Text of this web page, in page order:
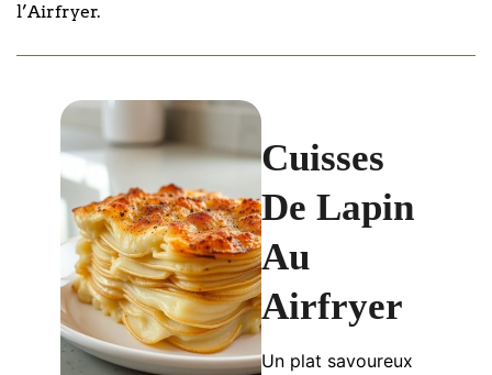
l’Airfryer.
Cuisses
De Lapin
Au
Airfryer
Un plat savoureux